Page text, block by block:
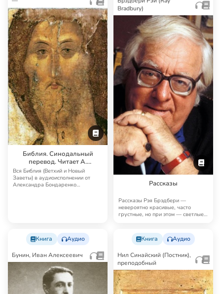
Библия. Синодальный
перевод. Читает А.
Бондаренко и И.
Прудовский
Вся Библия (Ветхий и Новый
Заветы) в аудиоисполнении от
Александра Бондаренко
Bradbury)
Рассказы
Рассказы Рэя Брэдбери —
невероятно красивые, часто
грустные, но при этом — светлые,
Книга Аудио
Бунин, Иван Алексеевич
Книга Аудио
Нил Синайский (Постник),
преподобный